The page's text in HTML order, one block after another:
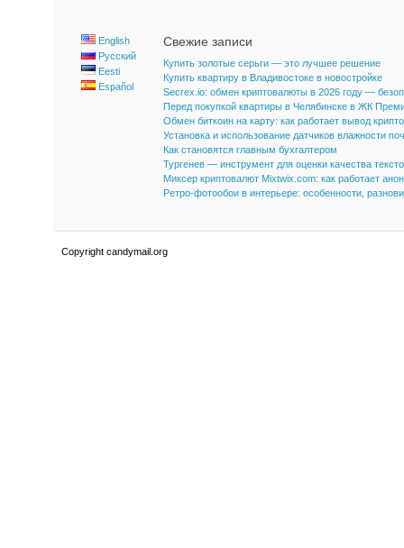
English
Русский
Eesti
Español
Свежие записи
Купить золотые серьги — это лучшее решение
Купить квартиру в Владивостоке в новостройке
Secrex.io: обмен криптовалюты в 2026 году —
Перед покупкой квартиры в Челябинске в ЖК
Обмен биткоин на карту: как работает вывод
Установка и использование датчиков влажности
Как становятся главным бухгалтером
Тургенев — инструмент для оценки качества
Миксер криптовалют Mixtwix.com: как работает
Ретро-фотообои в интерьере: особенности,
Copyright candymail.org